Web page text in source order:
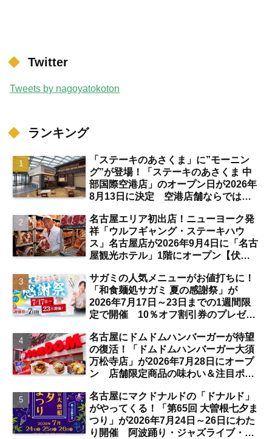
Twitter
Tweets by nagoyatokoton
ランキング
「ステーキのあさくま」に”モーニン
グ”が登場！「ステーキのあさくま 中
部国際空港店」のオープン日が2026年
8月13日に決定 空港店舗ならではの
名古屋エリア初出店！ニューヨーク発
祥「ウルフギャング・ステーキハウ
ス」名古屋店が2026年9月4日に「名古
屋観光ホテル」1階にオープン【伏
サガミの人気メニューがお値打ちに！
「和食麺処サガミ 夏の感謝祭」が
2026年7月17日～23日までの1週間限
定で開催 10％オフ割引券のプレゼン
名古屋にドムドムハンバーガーが待望
の復活！「ドムドムハンバーガー大須
万松寺店」が2026年7月28日にオープ
ン 店舗限定商品の味わい＆注目ポイ
津／独自取材】
名古屋にマクドナルドの「ドナルド」
がやってくる！「第65回 大曽根七夕ま
つり」が2026年7月24日～26日にわた
り開催 阿波踊り・ジャズライブ・道